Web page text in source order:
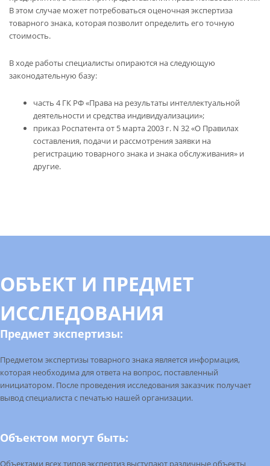
В этом случае может потребоваться оценочная экспертиза
товарного знака, которая позволит определить его точную
стоимость.
В ходе работы специалисты опираются на следующую
законодательную базу:
часть 4 ГК РФ «Права на результаты интеллектуальной
деятельности и средства индивидуализации»;
приказ Роспатента от 5 марта 2003 г. N 32 «О Правилах
составления, подачи и рассмотрения заявки на
регистрацию товарного знака и знака обслуживания» и
другие.
ОБЪЕКТ И ПРЕДМЕТ
ИССЛЕДОВАНИЯ
Предмет экспертизы:
Предметом экспертизы товарного знака является информация,
которая необходима для ответа на вопрос, поставленный
инициатором. После проведения исследования заказчик получает
вывод специалиста с печатью нашей организации.
Объектом могут быть:
Объектами всех типов экспертиз выступают различные объекты